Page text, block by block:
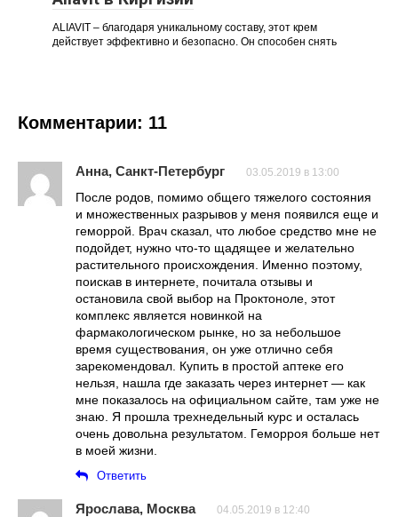
ALIAVIT – благодаря уникальному составу, этот крем
действует эффективно и безопасно. Он способен снять
Комментарии: 11
Анна, Санкт-Петербург 03.05.2019 в 13:00
После родов, помимо общего тяжелого состояния
и множественных разрывов у меня появился еще и
геморрой. Врач сказал, что любое средство мне не
подойдет, нужно что-то щадящее и желательно
растительного происхождения. Именно поэтому,
поискав в интернете, почитала отзывы и
остановила свой выбор на Проктоноле, этот
комплекс является новинкой на
фармакологическом рынке, но за небольшое
время существования, он уже отлично себя
зарекомендовал. Купить в простой аптеке его
нельзя, нашла где заказать через интернет — как
мне показалось на официальном сайте, там уже не
знаю. Я прошла трехнедельный курс и осталась
очень довольна результатом. Геморроя больше нет
в моей жизни.
Ответить
Ярослава, Москва 04.05.2019 в 12:40